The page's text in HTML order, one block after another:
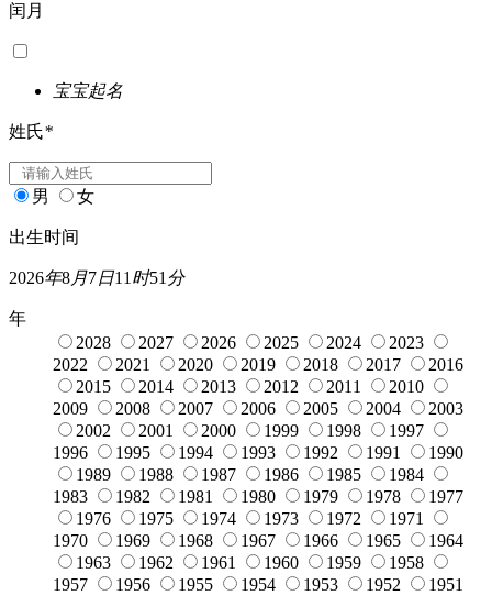
闰月
宝宝起名
姓氏*
男 女
出生时间
2026年8月7日11 时51 分
年
2028
2027 2026 2025 2024
2023
2022
2021 2020 2019 2018 2017
2016
2015
2014 2013 2012 2011
2010
2009
2008 2007 2006 2005 2004
2003
2002
2001 2000 1999 1998
1997
1996
1995 1994 1993 1992 1991
1990
1989
1988 1987 1986 1985
1984
1983
1982 1981 1980 1979 1978
1977
1976
1975 1974 1973 1972
1971
1970
1969 1968 1967 1966 1965
1964
1963
1962 1961 1960 1959
1958
1957
1956 1955 1954 1953 1952
1951